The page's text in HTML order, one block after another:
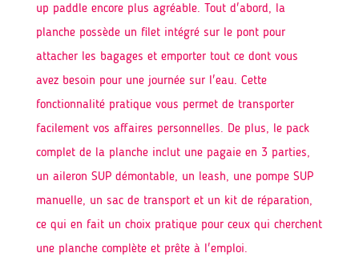
up paddle encore plus agréable. Tout d'abord, la
planche possède un filet intégré sur le pont pour
attacher les bagages et emporter tout ce dont vous
avez besoin pour une journée sur l'eau. Cette
fonctionnalité pratique vous permet de transporter
facilement vos affaires personnelles. De plus, le pack
complet de la planche inclut une pagaie en 3 parties,
un aileron SUP démontable, un leash, une pompe SUP
manuelle, un sac de transport et un kit de réparation,
ce qui en fait un choix pratique pour ceux qui cherchent
une planche complète et prête à l'emploi.